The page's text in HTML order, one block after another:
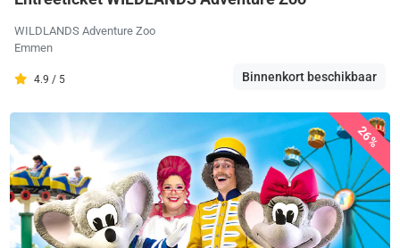
WILDLANDS Adventure Zoo
Emmen
4.9 / 5 Binnenkort beschikbaar
26%